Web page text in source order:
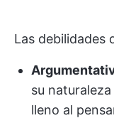
Las debilidades
su
lleno al